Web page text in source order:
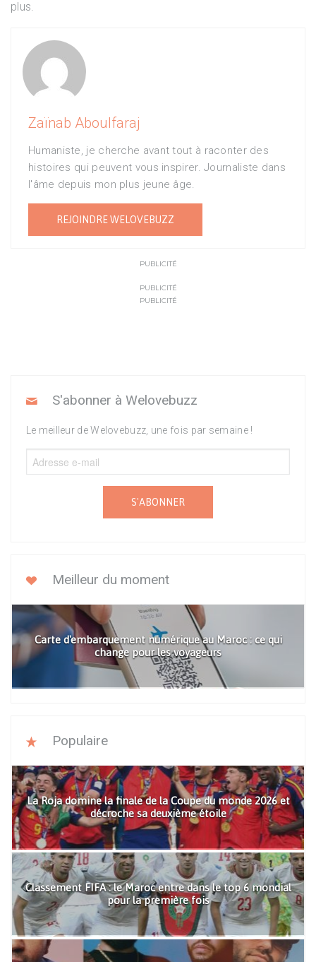
plus.
Zaïnab Aboulfaraj
Humaniste, je cherche avant tout à raconter des
histoires qui peuvent vous inspirer. Journaliste dans
l'âme depuis mon plus jeune âge.
REJOINDRE WELOVEBUZZ
PUBLICITÉ
PUBLICITÉ
PUBLICITÉ
S'abonner à Welovebuzz
Le meilleur de Welovebuzz, une fois par semaine !
S'ABONNER
Meilleur du moment
Carte d'embarquement numérique au Maroc : ce qui
change pour les voyageurs
Populaire
La Roja domine la finale de la Coupe du monde 2026 et
décroche sa deuxième étoile
Classement FIFA : le Maroc entre dans le top 6 mondial
pour la première fois